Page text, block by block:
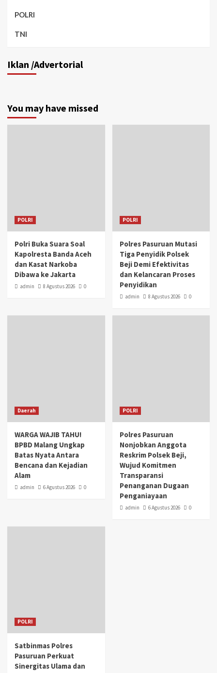
POLRI
TNI
Iklan /Advertorial
You may have missed
POLRI
Polri Buka Suara Soal
Kapolresta Banda Aceh
dan Kasat Narkoba
Dibawa ke Jakarta
admin 8 Agustus 2026 0
POLRI
Polres Pasuruan Mutasi
Tiga Penyidik Polsek
Beji Demi Efektivitas
dan Kelancaran Proses
Penyidikan
admin 8 Agustus 2026 0
Daerah
WARGA WAJIB TAHU!
BPBD Malang Ungkap
Batas Nyata Antara
Bencana dan Kejadian
Alam
admin 6 Agustus 2026 0
POLRI
Polres Pasuruan
Nonjobkan Anggota
Reskrim Polsek Beji,
Wujud Komitmen
Transparansi
Penanganan Dugaan
Penganiayaan
admin 6 Agustus 2026 0
POLRI
Satbinmas Polres
Pasuruan Perkuat
Sinergitas Ulama dan